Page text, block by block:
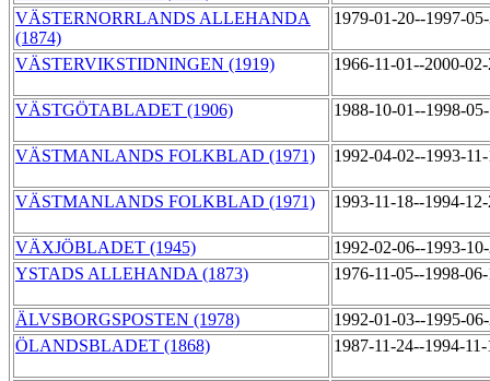
VÄSTERNORRLANDS ALLEHANDA
(1874)
1979-01-20--1997-
VÄSTERVIKSTIDNINGEN (1919) 1966-11-01--2000-
VÄSTGÖTABLADET (1906) 1988-10-01--1998-
VÄSTMANLANDS FOLKBLAD (1971) 1992-04-02--1993-
VÄSTMANLANDS FOLKBLAD (1971) 1993-11-18--1994-
VÄXJÖBLADET (1945)
1992-02-06--1993-
YSTADS ALLEHANDA (1873)
1976-11-05--1998-
ÄLVSBORGSPOSTEN (1978)
1992-01-03--1995-
ÖLANDSBLADET (1868)
1987-11-24--1994-